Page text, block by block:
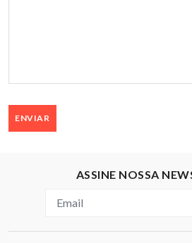
ENVIAR
ASSINE NOSSA